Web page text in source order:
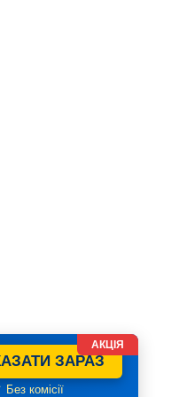
ЗАРАЗ
Без комісії
АКЦІЯ